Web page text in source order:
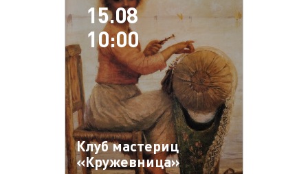
15.08
10:00
Клуб мастериц
«Кружевница»